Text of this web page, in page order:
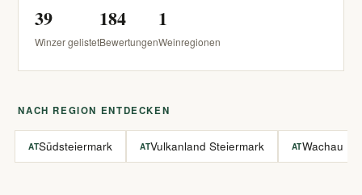
39
Winzer gelistet
184
Bewertungen
1
Weinregionen
NACH REGION ENTDECKEN
ATSüdsteiermark ATVulkanland Steiermark ATWachau